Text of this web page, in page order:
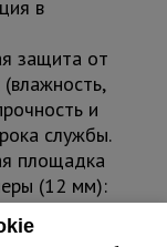
в
защита от
и
службы.
площадка
(12 мм):